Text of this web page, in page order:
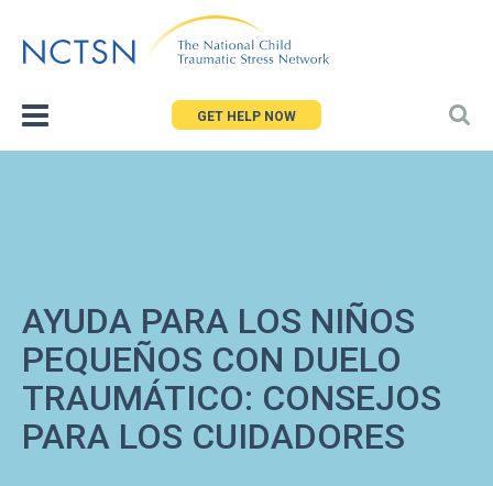
to
GET HELP NOW
AYUDA PARA LOS NIÑOS
PEQUEÑOS CON DUELO
TRAUMÁTICO: CONSEJOS
PARA LOS CUIDADORES